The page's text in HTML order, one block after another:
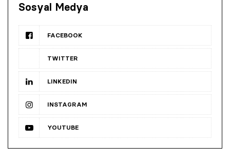
Sosyal Medya
FACEBOOK
TWITTER
LINKEDIN
INSTAGRAM
YOUTUBE